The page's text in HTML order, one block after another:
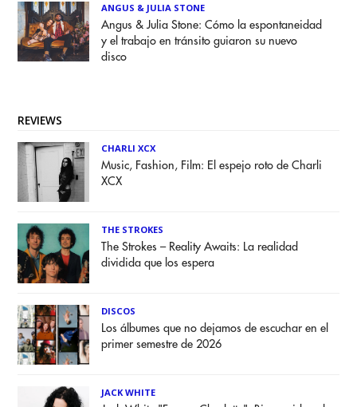
ANGUS & JULIA STONE
Angus & Julia Stone: Cómo la espontaneidad
y el trabajo en tránsito guiaron su nuevo
disco
REVIEWS
CHARLI XCX
Music, Fashion, Film: El espejo roto de Charli
XCX
THE STROKES
The Strokes – Reality Awaits: La realidad
dividida que los espera
DISCOS
Los álbumes que no dejamos de escuchar en el
primer semestre de 2026
JACK WHITE